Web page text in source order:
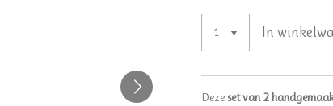
In
Dezeset van 2